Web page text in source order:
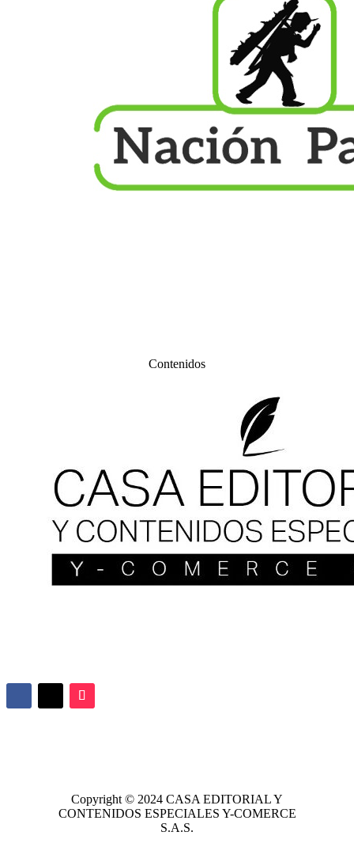
Contenidos
Copyright © 2024 CASA EDITORIALY
CONTENIDOS ESPECIALES Y-COMERCE
S.A.S.